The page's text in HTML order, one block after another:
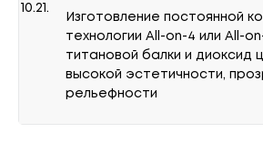
10.21.
Изготовление постоянной
технологии All-on-4 или All-
титановой балки и диоксид
высокой эстетичности,
рельефности